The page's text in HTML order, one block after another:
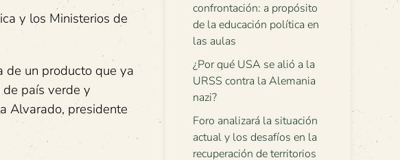
y los Ministerios de
de un producto que ya
país verde y
Alvarado, presidente
confrontación: a propósito
de la educación política en
las aulas
¿Por qué USA se alió a la
URSS contra la Alemania
nazi?
Foro analizará la situación
actual y los desafíos en la
recuperación de territorios